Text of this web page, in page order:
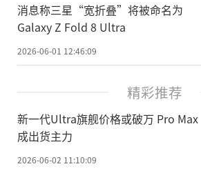
消息称三星“宽折叠”将被命名为
Galaxy Z Fold 8 Ultra
2026-06-01 12:46:09
精彩推荐
新一代Ultra旗舰价格或破万 Pro Max
成出货主力
2026-06-02 11:10:09